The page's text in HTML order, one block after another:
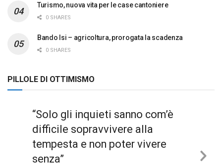
Turismo, nuova vita per le case cantoniere
0 SHARES
Bando Isi – agricoltura, prorogata la scadenza
0 SHARES
PILLOLE DI OTTIMISMO
“Solo gli inquieti sanno com’è
difficile sopravvivere alla
tempesta e non poter vivere
senza”